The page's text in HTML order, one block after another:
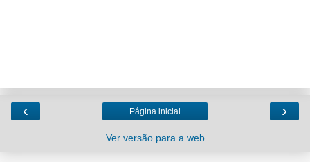
‹ ›
Página inicial
Ver versão para a web